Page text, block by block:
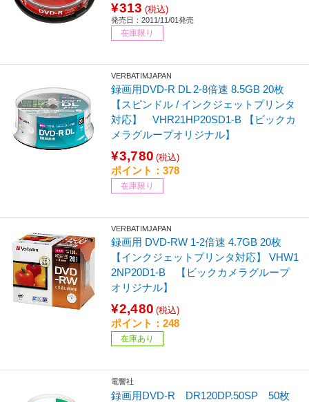
¥313 (税込)
発売日：2011/11/01発売
在庫限り
VERBATIMJAPAN
録画用DVD-R DL 2-8倍速 8.5GB 20枚
【スピンドル / インクジェットプリンタ
対応】 VHR21HP20SD1-B 【ビックカ
メラグループオリジナル】
¥3,780 (税込)
ポイント：378
在庫限り
VERBATIMJAPAN
録画用 DVD-RW 1-2倍速 4.7GB 20枚
【インクジェットプリンタ対応】 VHW1
2NP20D1-B 【ビックカメラグループ
オリジナル】
¥2,480 (税込)
ポイント：248
在庫あり
電響社
録画用DVD-R DR120DP.50SP 50枚